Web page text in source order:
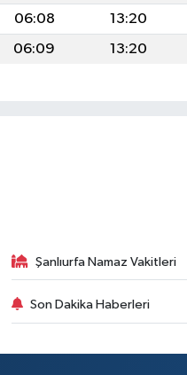
06:08 13:20
06:09 13:20
Şanlıurfa Namaz Vakitleri
Son Dakika Haberleri